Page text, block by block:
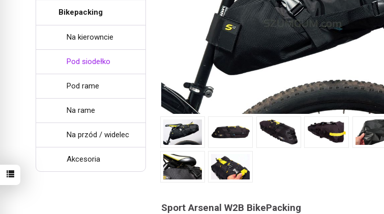
Sport Arsenal W2B BikePacking
Bikepacking
Na kierowncie
Pod siodełko
Pod rame
Na rame
Na przód / widelec
Akcesoria